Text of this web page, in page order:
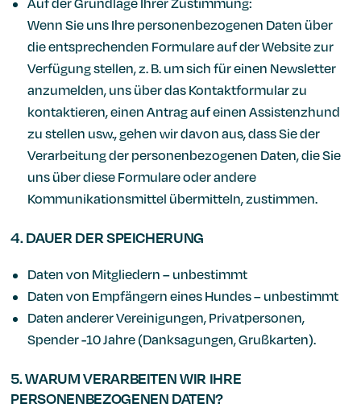
Wenn Sie uns Ihre personenbezogenen Daten über
die entsprechenden Formulare auf der Website zur
Verfügung stellen, z. B. um sich für einen Newsletter
anzumelden, uns über das Kontaktformular zu
kontaktieren, einen Antrag auf einen Assistenzhund
zu stellen usw., gehen wir davon aus, dass Sie der
Verarbeitung der personenbezogenen Daten, die Sie
uns über diese Formulare oder andere
Kommunikationsmittel übermitteln, zustimmen.
4. DAUER DER SPEICHERUNG
Daten von Mitgliedern – unbestimmt
Daten von Empfängern eines Hundes – unbestimmt
Daten anderer Vereinigungen, Privatpersonen,
Spender -10 Jahre (Danksagungen, Grußkarten).
5. WARUM VERARBEITEN WIR IHRE
PERSONENBEZOGENEN DATEN?